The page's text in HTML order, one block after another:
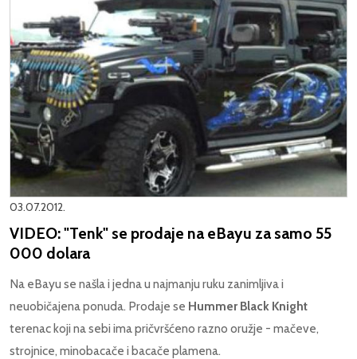
03.07.2012.
VIDEO: "Tenk" se prodaje na eBayu za samo 55
000 dolara
Na eBayu se našla i jedna u najmanju ruku zanimljiva i
neuobičajena ponuda. Prodaje se HummerBlack Knight
terenac koji na sebi ima pričvršćeno razno oružje - mačeve,
strojnice, minobacače i bacače plamena.